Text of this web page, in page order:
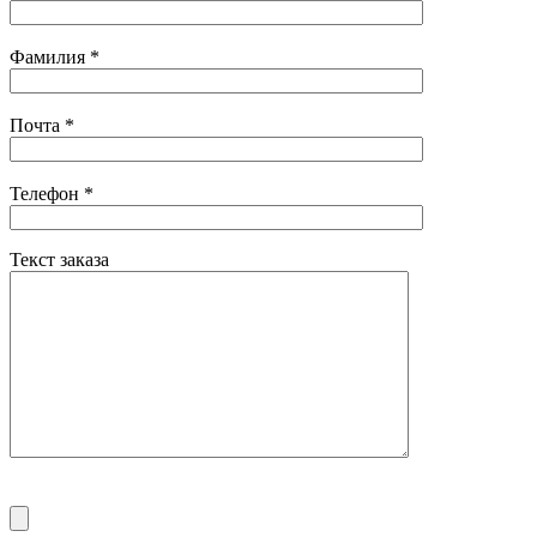
Фамилия *
Почта *
Телефон *
Текст заказа